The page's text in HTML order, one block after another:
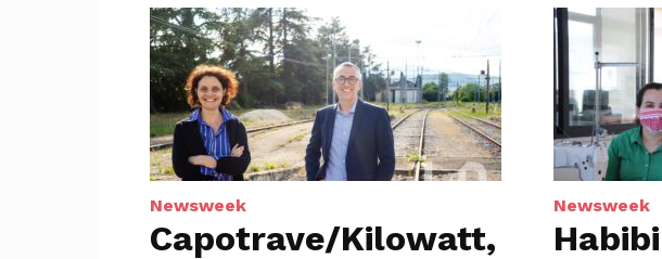
Newsweek
Capotrave/Kilowatt,
Newsweek